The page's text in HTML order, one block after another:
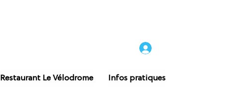
Restaurant Le Vélodrome Infos pratiques